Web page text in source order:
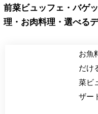
前菜ビュッフェ・バゲ
理・お肉料理・選べる
お魚
だけ
菜ビ
ザー